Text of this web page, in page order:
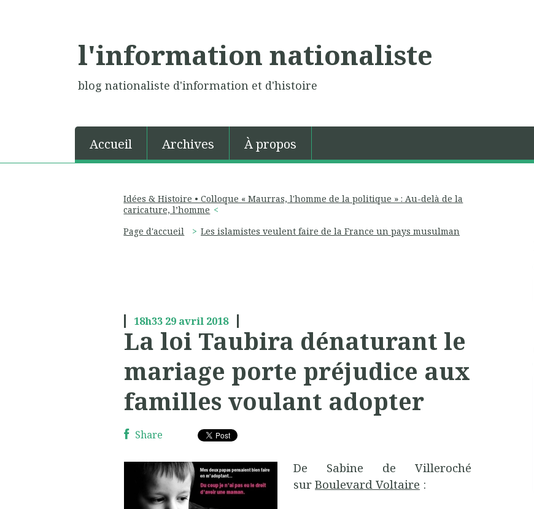
l'information nationaliste
blog nationaliste d'information et d'histoire
Accueil Archives À propos
Idées & Histoire • Colloque « Maurras, l'homme de la politique » : Au-delà de la
caricature, l’homme
Page d'accueil
Les islamistes veulent faire de la France un pays musulman
18h33 29 avril 2018
La loi Taubira dénaturant le
mariage porte préjudice aux
familles voulant adopter
Share
De Sabine de Villeroché
surBoulevard Voltaire :